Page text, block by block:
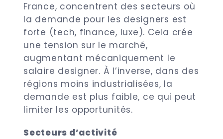
France, concentrent des secteurs où
la demande pour les designers est
forte (tech, finance, luxe). Cela crée
une tension sur le marché,
augmentant mécaniquement le
salaire designer. À l’inverse, dans des
régions moins industrialisées, la
demande est plus faible, ce qui peut
limiter les opportunités.
Secteurs d’activité